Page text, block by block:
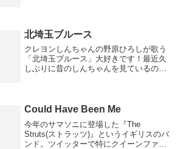
北埼玉ブルース
クレヨンしんちゃんの野原ひろしが歌う
「北埼玉ブルース」大好きです！最近久
しぶりに昔のしんちゃんを見ているので
す。
Could Have Been Me
今年のサマソニに登場した『The
Struts(ストラッツ)』というイギリスのバ
ンド。ツイッターで特にクイーンファン